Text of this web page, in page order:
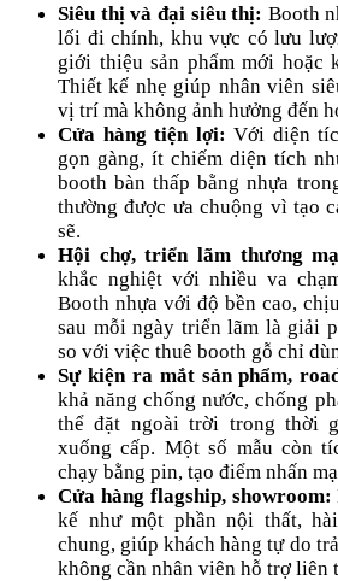
Siêu thị và đại siêu thị: Booth
lối đi chính, khu vực có lưu
giới thiệu sản phẩm mới hoặc
Thiết kế nhẹ giúp nhân viên
vị trí mà không ảnh hưởng đến
Cửa hàng tiện lợi: Với diện
gọn gàng, ít chiếm diện tích
booth bàn thấp bằng nhựa
thường được ưa chuộng vì tạo
sẽ.
Hội chợ, triển lãm thương
khắc nghiệt với nhiều va
Booth nhựa với độ bền cao,
sau mỗi ngày triển lãm là giải
so với việc thuê booth gỗ chỉ
Sự kiện ra mắt sản phẩm,
khả năng chống nước, chống
thể đặt ngoài trời trong thời
xuống cấp. Một số mẫu còn
chạy bằng pin, tạo điểm nhấn
Cửa hàng flagship, showroom:
kế như một phần nội thất,
chung, giúp khách hàng tự do
không cần nhân viên hỗ trợ liên